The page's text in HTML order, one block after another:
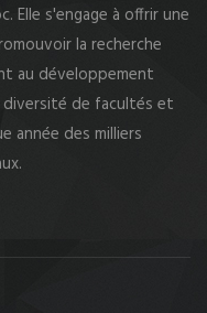
Elle s'engage à offrir une
la recherche
au développement
diversité de facultés et
année des milliers